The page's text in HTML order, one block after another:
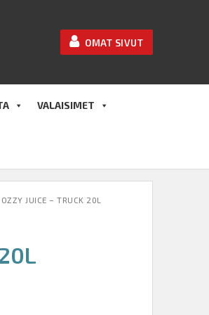
OMAT SIVUT
VALAISIMET
JUICE – TRUCK 20L